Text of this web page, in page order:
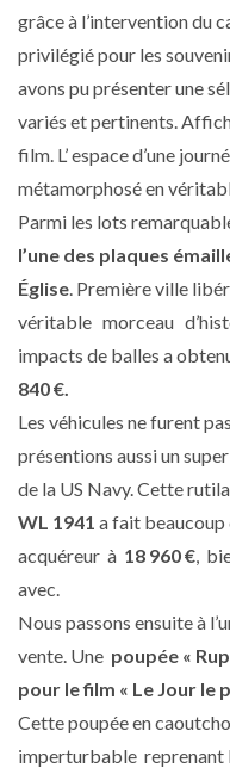
grâce à l’intervention du
privilégié pour les
avons pu présenter une
variés et pertinents.
film. L’ espace d’une
métamorphosé en
Parmi les lots
l’une des plaques
Église. Première ville
véritable morceau
impacts de balles a
840 €.
Les véhicules ne furent
présentions aussi un
de la US Navy. Cette
WL 1941 a fait beaucoup
acquéreur à 18 960€,
avec.
Nous passons ensuite à
vente. Une poupée «
pour le film « Le Jour le
Cette poupée en
imperturbable reprenant